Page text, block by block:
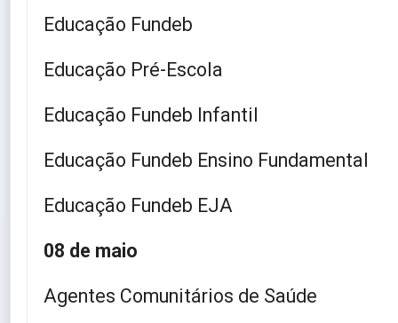
Educação Fundeb
Educação Pré-Escola
Educação Fundeb Infantil
Educação Fundeb Ensino Fundamental
Educação Fundeb EJA
08 de maio
Agentes Comunitários de Saúde